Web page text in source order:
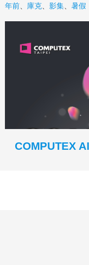
年前、 庫克、 影集、 暑假
COMPUTEX